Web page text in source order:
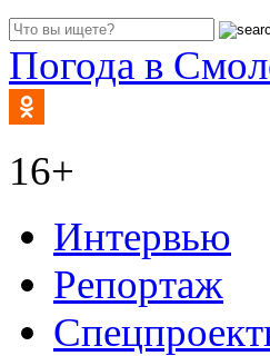
Погода в
16+
Интервью
Репортаж